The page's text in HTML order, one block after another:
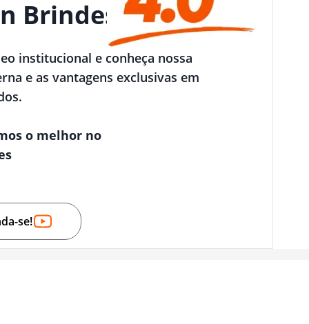
Brindes
institucional e conheça nossa
e as vantagens exclusivas em
o melhor no
se!